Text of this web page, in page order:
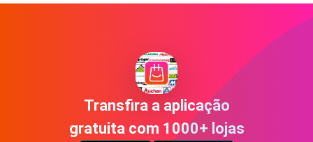
Transfira a aplicação
gratuita com 1000+ lojas